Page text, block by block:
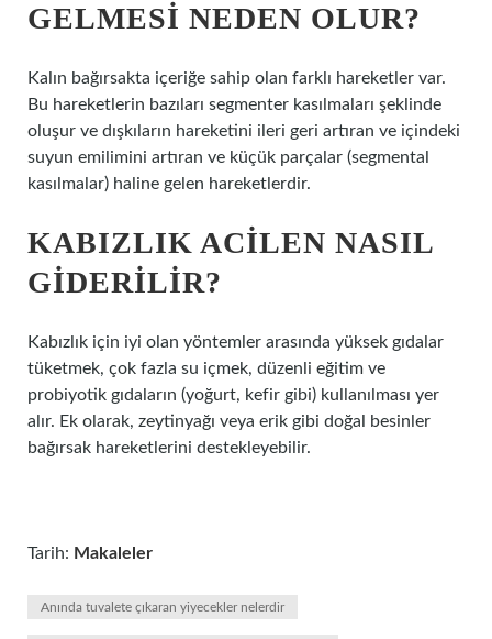
GELMESI NEDEN OLUR?
Kalın bağırsakta içeriğe sahip olan farklı hareketler var.
Bu hareketlerin bazıları segmenter kasılmaları şeklinde
oluşur ve dışkıların hareketini ileri geri artıran ve içindeki
suyun emilimini artıran ve küçük parçalar (segmental
kasılmalar) haline gelen hareketlerdir.
KABIZLIK ACILEN NASIL
GIDERILIR?
Kabızlık için iyi olan yöntemler arasında yüksek gıdalar
tüketmek, çok fazla su içmek, düzenli eğitim ve
probiyotik gıdaların (yoğurt, kefir gibi) kullanılması yer
alır. Ek olarak, zeytinyağı veya erik gibi doğal besinler
bağırsak hareketlerini destekleyebilir.
Tarih: Makaleler
Anında tuvalete çıkaran yiyecekler nelerdir